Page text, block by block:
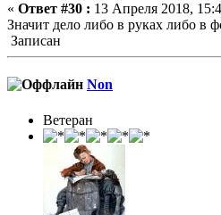
« Ответ #30 : 13 Апреля 2018,
Значит дело либо в руках либо в
Записан
Non
Ветеран